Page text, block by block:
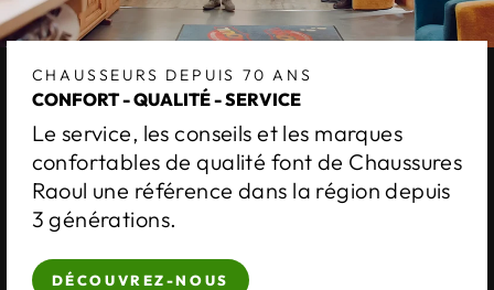
CHAUSSEURS DEPUIS 70 ANS
CONFORT - QUALITÉ - SERVICE
Le service, les conseils et les marques
confortables de qualité font de Chaussures
Raoul une référence dans la région depuis
3 générations.
DÉCOUVREZ-NOUS